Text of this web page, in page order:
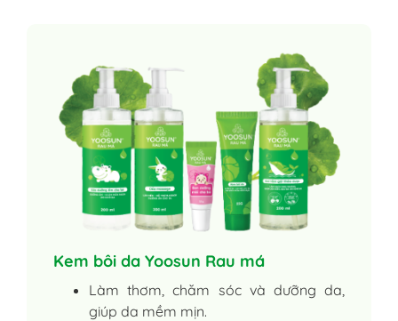
Kem bôi da Yoosun Rau má
Làm thơm, chăm sóc và dưỡng da,
giúp da mềm mịn.